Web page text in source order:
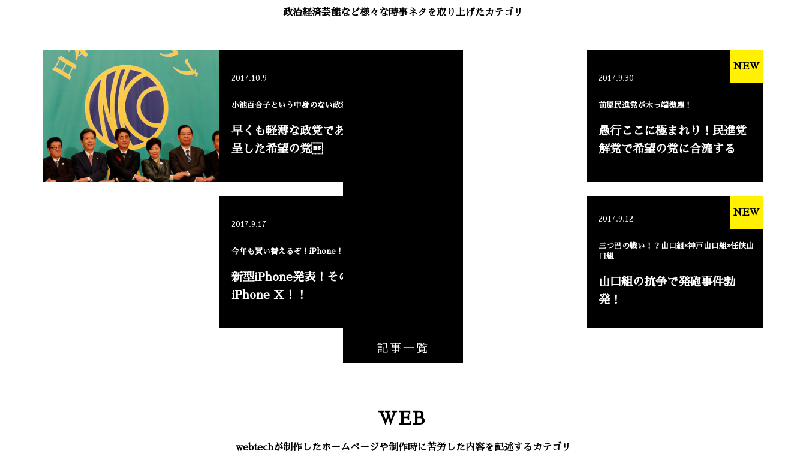
政治経済芸能など様々な時事ネタを取り上げたカテゴリ
2017.10.9
小池百合子という中身のない政治家
早くも軽薄な政党であると露
呈した希望の党
2017.9.30
前原民進党が木っ端微塵！
愚行ここに極まれり！民進党
解党で希望の党に合流する
NEW
2017.9.17
今年も買い替えるぞ！iPhone！！
新型iPhone発表！その名も
iPhone X！！
2017.9.12
三つ巴の戦い！？山口組×神戸山口組×任侠山
口組
山口組の抗争で発砲事件勃
発！
NEW
記事一覧
WEB
webtechが制作したホームページや制作時に苦労した内容を記述するカテゴリ